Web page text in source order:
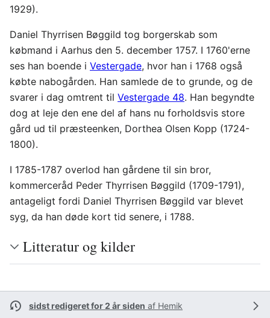
1929).
Daniel Thyrrisen Bøggild tog borgerskab som
købmand i Aarhus den 5. december 1757. I 1760'erne
ses han boende i Vestergade, hvor han i 1768 også
købte nabogården. Han samlede de to grunde, og de
svarer i dag omtrent til Vestergade 48. Han begyndte
dog at leje den ene del af hans nu forholdsvis store
gård ud til præsteenken, Dorthea Olsen Kopp (1724-
1800).
I 1785-1787 overlod han gårdene til sin bror,
kommerceråd Peder Thyrrisen Bøggild (1709-1791),
antageligt fordi Daniel Thyrrisen Bøggild var blevet
syg, da han døde kort tid senere, i 1788.
Litteratur og kilder
sidst redigeret for 2 år siden af Hemik